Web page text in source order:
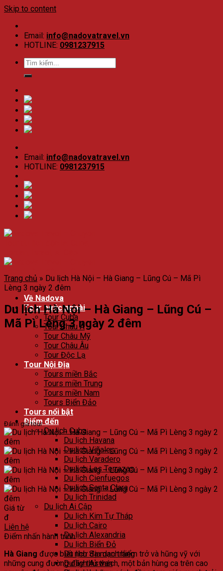
Skip to content
Email: info@nadovatravel.vn
HOTLINE: 0981237915
Email: info@nadovatravel.vn
HOTLINE: 0981237915
Về Nadova
Tour nước ngoài
Tour Cuba
Tour Châu Á
Tour Châu Mỹ
Tour Châu Âu
Tour Độc Lạ
Tour Nội Địa
Tours miền Bắc
Tours miền Trung
Tours miền Nam
Tours Biển Đảo
Tours nổi bật
Điểm đến
Du lịch Cuba
Du lịch Havana
Du lịch Viñales
Du lịch Varadero
Du lịch Las Terrazas
Du lịch Cienfuegos
Du lịch Santa Clara
Du lịch Trinidad
Du lịch Ai Cập
Du lịch Kim Tự Tháp
Du lịch Cairo
Du lịch Alexandria
Du lịch Biển Đỏ
Du lịch Sa mạc trắng
Du lịch Aswan
Trang chủ » Du lịch Hà Nội – Hà Giang – Lũng Cú – Mã Pì
Lèng 3 ngày 2 đêm
Du lịch Hà Nội – Hà Giang – Lũng Cú –
Mã Pì Lèng 3 ngày 2 đêm
Đánh giá tour
Giá từ
đ
Liên hệ
Điểm nhấn hành trình
Hà Giang được biết như địa danh hiểm trở và hũng vỹ với
những cung đường đầy thử thách, một bản hùng ca trên cao